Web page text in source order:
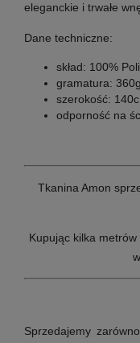
eleganckie i trwałe
Dane techniczne:
skład: 100%
gramatura:
szerokość:
odporność na
Tkanina Amon
Kupując kilka
Sprzedajemy